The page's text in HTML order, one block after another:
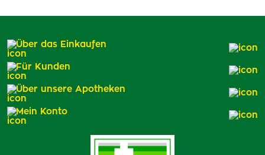
Über das Einkaufen
Für Kunden
Über unsere Apotheken
Mein Konto